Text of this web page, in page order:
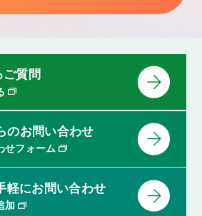
ご質問
のお問い合わせ
せフォーム
軽にお問い合わせ
加